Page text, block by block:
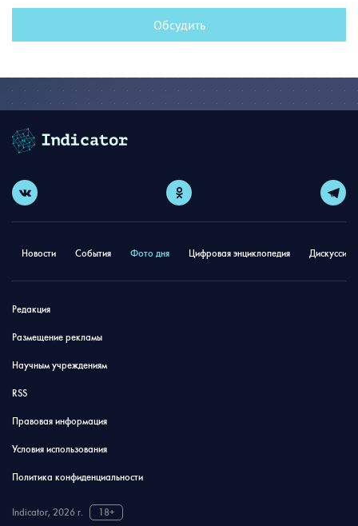
Обсудить
Новости События Фото дня Цифровая энциклопедия
Редакция
Размещение рекламы
Научным учреждениям
RSS
Правовая информация
Условия использования
Политика конфиденциальности
Indicator, 2026 г. 18+